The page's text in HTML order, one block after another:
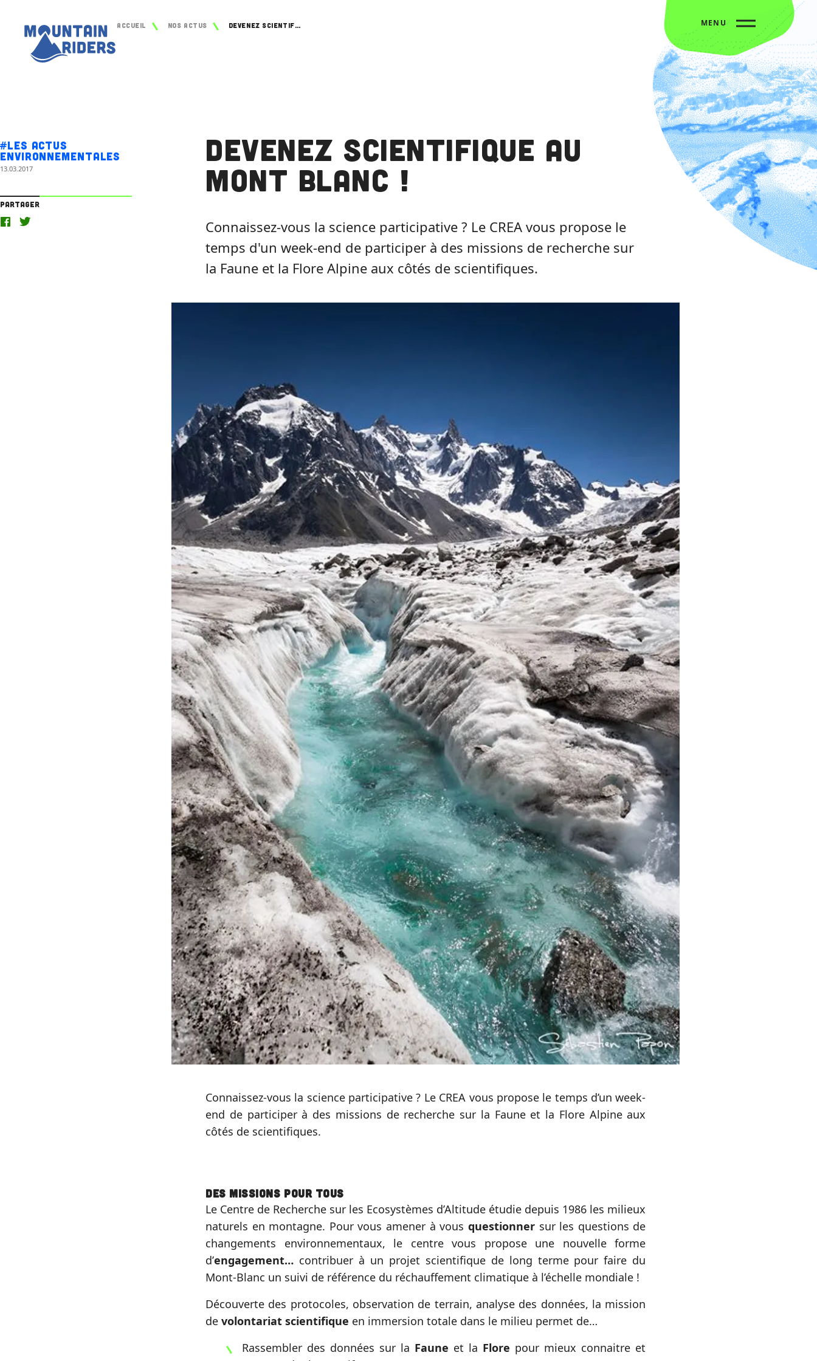
Accueil Nos actus Devenez scientifique au Mont Blanc ! MENU
#Les actus
environnementales
13.03.2017
Partager
Devenez scientifique au
Mont Blanc !
Connaissez-vous la science participative ? Le CREA vous propose le
temps d'un week-end de participer à des missions de recherche sur
la Faune et la Flore Alpine aux côtés de scientifiques.
Connaissez-vous la science participative ? Le CREA vous propose le temps d’un week-
end de participer à des missions de recherche sur la Faune et la Flore Alpine aux
côtés de scientifiques.
Des missions pour tous
Le Centre de Recherche sur les Ecosystèmes d’Altitude étudie depuis 1986 les milieux
naturels en montagne. Pour vous amener à vous questionnersur les questions de
changements environnementaux, le centre vous propose une nouvelle forme
d’engagement… contribuer à un projet scientifique de long terme pour faire du
Mont-Blanc un suivi de référence du réchauffement climatique à l’échelle mondiale !
Découverte des protocoles, observation de terrain, analyse des données, la mission
de volontariat scientifique en immersion totale dans le milieu permet de…
Rassembler des données sur la Faune et la Flore pour mieux connaitre et